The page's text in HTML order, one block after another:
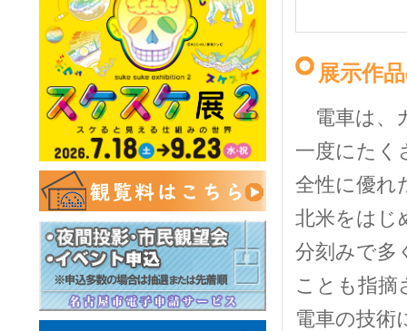
展示作
電車は、
一度にたく
全性に優れ
北米をはじ
分刻みで多
ことも指摘
電車の技術